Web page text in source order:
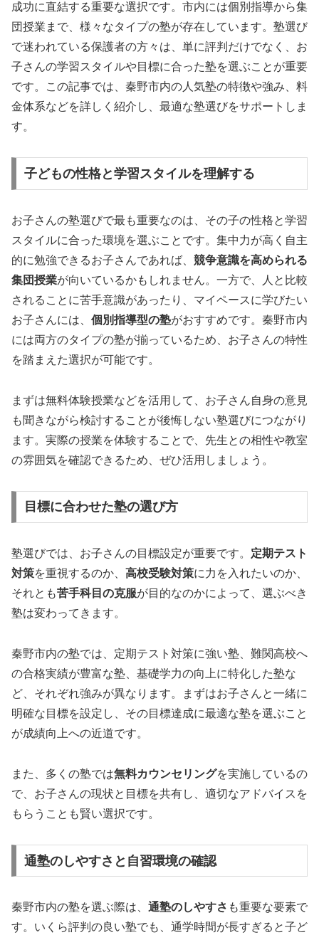
成功に直結する重要な選択です。市内には個別指導から集
団授業まで、様々なタイプの塾が存在しています。塾選び
で迷われている保護者の方々は、単に評判だけでなく、お
子さんの学習スタイルや目標に合った塾を選ぶことが重要
です。この記事では、秦野市内の人気塾の特徴や強み、料
金体系などを詳しく紹介し、最適な塾選びをサポートしま
す。
子どもの性格と学習スタイルを理解する
お子さんの塾選びで最も重要なのは、その子の性格と学習
スタイルに合った環境を選ぶことです。集中力が高く自主
的に勉強できるお子さんであれば、 競争意識を高められる
集団授業が向いているかもしれません。一方で、人と比較
されることに苦手意識があったり、マイペースに学びたい
お子さんには、 個別指導型の塾がおすすめです。秦野市内
には両方のタイプの塾が揃っているため、お子さんの特性
を踏まえた選択が可能です。
まずは無料体験授業などを活用して、お子さん自身の意見
も聞きながら検討することが後悔しない塾選びにつながり
ます。実際の授業を体験することで、先生との相性や教室
の雰囲気を確認できるため、ぜひ活用しましょう。
目標に合わせた塾の選び方
塾選びでは、お子さんの目標設定が重要です。 定期テスト
対策を重視するのか、 高校受験対策に力を入れたいのか、
それとも苦手科目の克服が目的なのかによって、選ぶべき
塾は変わってきます。
秦野市内の塾では、定期テスト対策に強い塾、難関高校へ
の合格実績が豊富な塾、基礎学力の向上に特化した塾な
ど、それぞれ強みが異なります。まずはお子さんと一緒に
明確な目標を設定し、その目標達成に最適な塾を選ぶこと
が成績向上への近道です。
また、多くの塾では無料カウンセリングを実施しているの
で、お子さんの現状と目標を共有し、適切なアドバイスを
もらうことも賢い選択です。
通塾のしやすさと自習環境の確認
秦野市内の塾を選ぶ際は、 通塾のしやすさ も重要な要素で
す。いくら評判の良い塾でも、通学時間が長すぎると子ど